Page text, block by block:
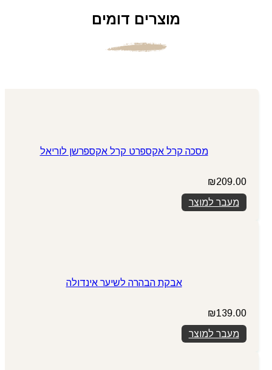
מוצרים דומים
מסכה קרל אקספרט קרל אקספרשן לוריאל
₪209.00
מעבר למוצר
אבקת הבהרה לשיער אינדולה
₪139.00
מעבר למוצר